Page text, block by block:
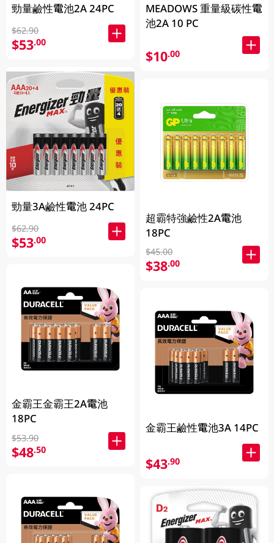
勁量鹼性電池2A 24PC
$62.90
$53.00
勁量3A鹼性電池 24PC
$62.90
$53.00
金霸王金霸王2A電池
18PC
$53.90
$48.50
MEADOWS 重量級碳性電
池2A 10 PC
$10.00
超霸特強鹼性2A電池
18PC
$45.00
$38.00
金霸王鹼性電池3A 14PC
$43.90